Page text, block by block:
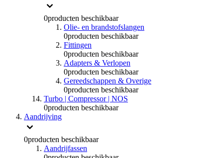
0producten beschikbaar
Olie- en brandstofslangen
0producten beschikbaar
Fittingen
0producten beschikbaar
Adapters & Verlopen
0producten beschikbaar
Gereedschappen & Overige
0producten beschikbaar
Turbo | Compressor | NOS
0producten beschikbaar
Aandrijving
0producten beschikbaar
Aandrijfassen